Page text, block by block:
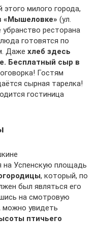
милого города,
«Мышеловке» (ул.
убранство ресторана
готовятся по
Даже хлеб здесь
Бесплатный сыр в
Гостям
сырная тарелка!
гостиница
Успенскую площадь
, который, по
был являться его
на смотровую
можно увидеть
птичьего